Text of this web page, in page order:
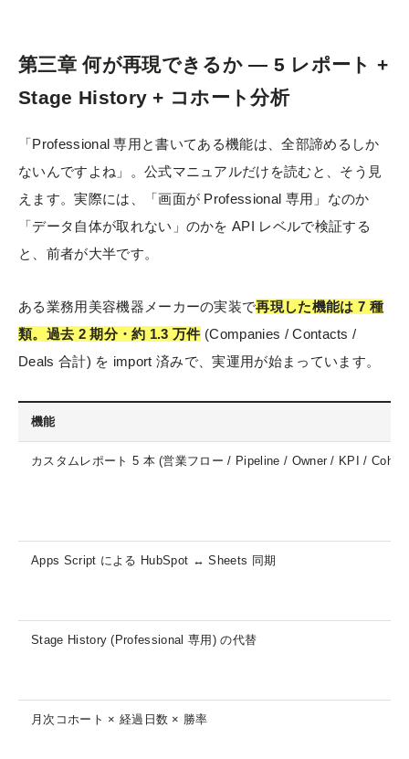
第三章 何が再現できるか — 5 レポート +
Stage History + コホート分析
「Professional 専用と書いてある機能は、全部諦めるしか
ないんですよね」。公式マニュアルだけを読むと、そう見
えます。実際には、「画面が Professional 専用」なのか
「データ自体が取れない」のかを API レベルで検証する
と、前者が大半です。
ある業務用美容機器メーカーの実装で再現した機能は 7 種
類。過去 2 期分・約 1.3 万件(Companies / Contacts /
Deals 合計) を import 済みで、実運用が始まっています。
機能
カスタムレポート 5 本 (営業フロー / Pipeline / Owner / KPI /
Apps Script による HubSpot ↔ Sheets 同期
Stage History (Professional 専用) の代替
月次コホート × 経過日数 × 勝率